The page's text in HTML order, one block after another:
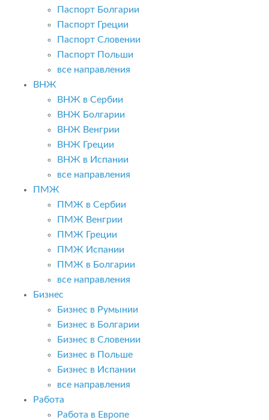
Паспорт Болгарии
Паспорт Греции
Паспорт Словении
Паспорт Польши
все направления
ВНЖ
ВНЖ в Сербии
ВНЖ Болгарии
ВНЖ Венгрии
ВНЖ Греции
ВНЖ в Испании
все направления
ПМЖ
ПМЖ в Сербии
ПМЖ Венгрии
ПМЖ Греции
ПМЖ Испании
ПМЖ в Болгарии
все направления
Бизнес
Бизнес в Румынии
Бизнес в Болгарии
Бизнес в Словении
Бизнес в Польше
Бизнес в Испании
все направления
Работа
Работа в Европе